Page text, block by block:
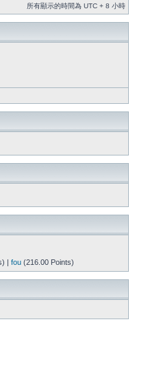
所有顯示的時間為 UTC + 8 小時
| fou (216.00 Points)